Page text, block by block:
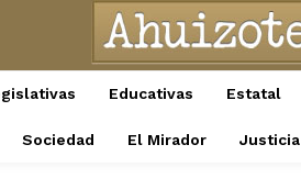
Educativas Estatal
Sociedad El Mirador Justicia